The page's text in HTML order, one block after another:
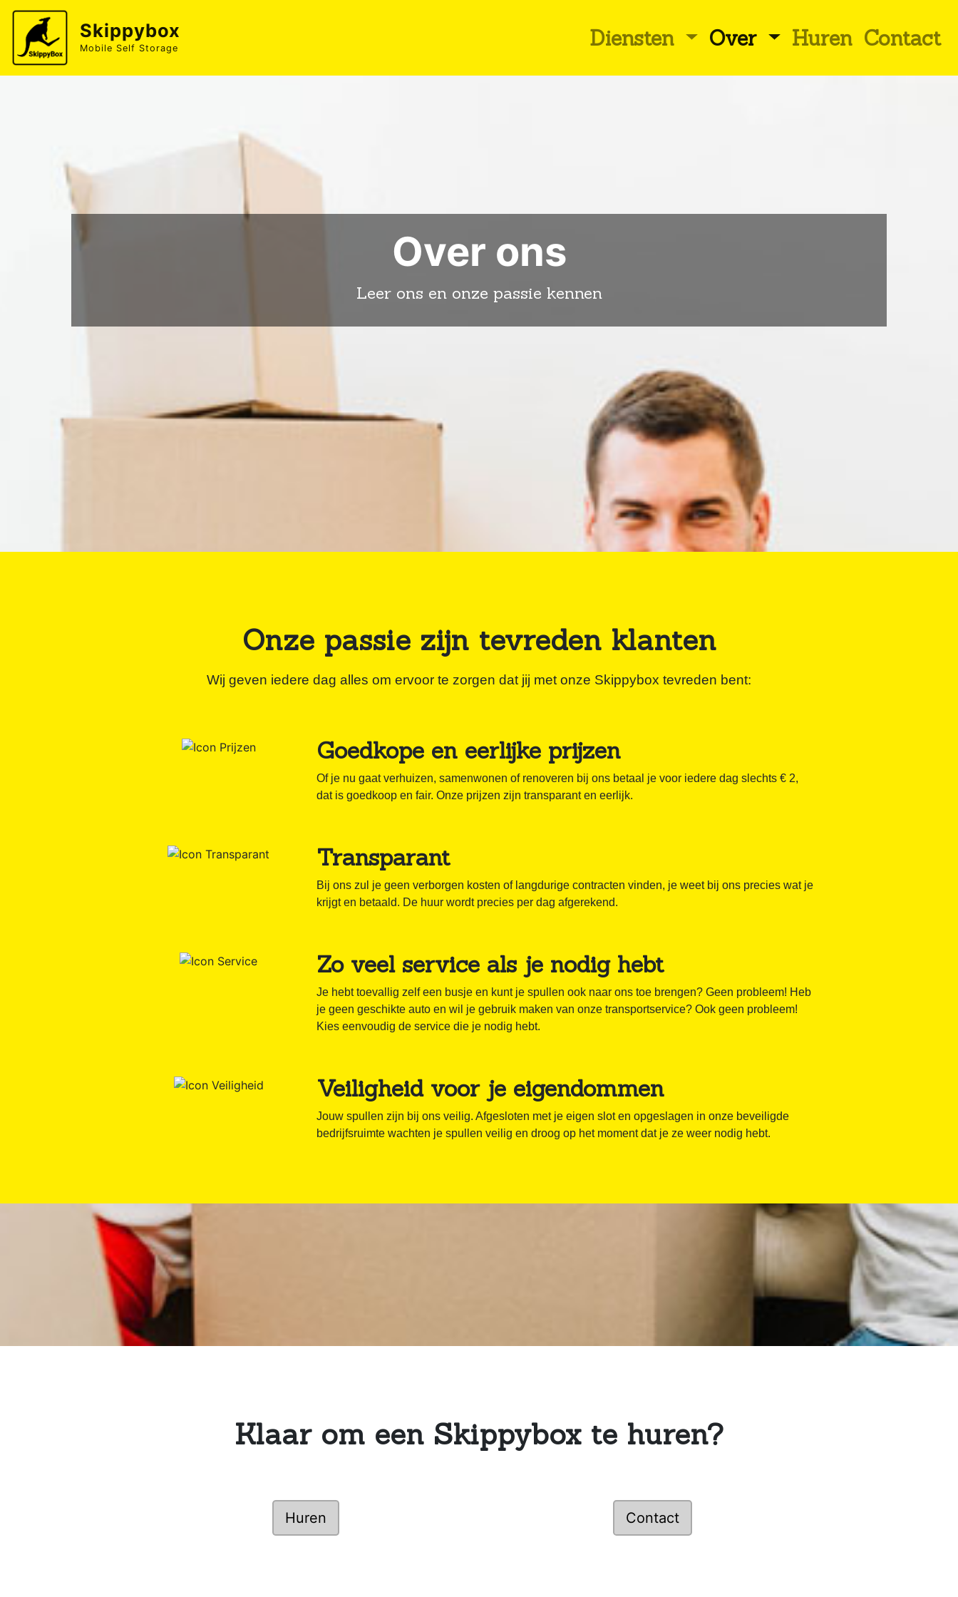
Skippybox
Mobile Self Storage Diensten Over Huren (current)
Contact
Over ons
Leer ons en onze passie kennen
Onze passie zijn tevreden klanten
Wij geven iedere dag alles om ervoor te zorgen dat jij met onze Skippybox tevreden bent:
Goedkope en eerlijke prijzen
Of je nu gaat verhuizen, samenwonen of renoveren bij ons betaal je voor iedere dag slechts € 2,
dat is goedkoop en fair. Onze prijzen zijn transparant en eerlijk.
Transparant
Bij ons zul je geen verborgen kosten of langdurige contracten vinden, je weet bij ons precies wat je
krijgt en betaald. De huur wordt precies per dag afgerekend.
Zo veel service als je nodig hebt
Je hebt toevallig zelf een busje en kunt je spullen ook naar ons toe brengen? Geen probleem! Heb
je geen geschikte auto en wil je gebruik maken van onze transportservice? Ook geen probleem!
Kies eenvoudig de service die je nodig hebt.
Veiligheid voor je eigendommen
Jouw spullen zijn bij ons veilig. Afgesloten met je eigen slot en opgeslagen in onze beveiligde
bedrijfsruimte wachten je spullen veilig en droog op het moment dat je ze weer nodig hebt.
Klaar om een Skippybox te huren?
Huren Contact